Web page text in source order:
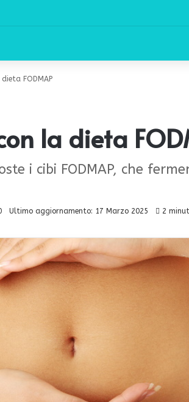
FODMAP
la dieta
i cibi FODMAP, che
Ultimo aggiornamento: 17 Marzo 2025 2